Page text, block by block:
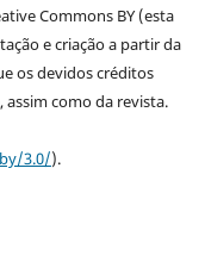
Commons BY (esta
e criação a partir da
os devidos créditos
assim como da revista.
3.0/).